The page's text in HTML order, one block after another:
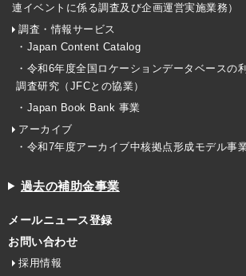
連イベントに係る調査及び企画運営実施業務）
調査・情報サービス
・Japan Content Catalog
・令和6年度全国ロケーションデータベースの
調査研究（JFCとの協業）
・Japan Book Bank 事業
アーカイブ
・令和7年度アーカイブ中核拠点形成モデル事
過去の補助金事業
メールニュース登録
お問い合わせ
採用情報